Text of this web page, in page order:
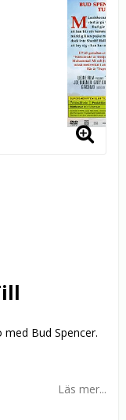
Bud Spencer.
Läs mer...